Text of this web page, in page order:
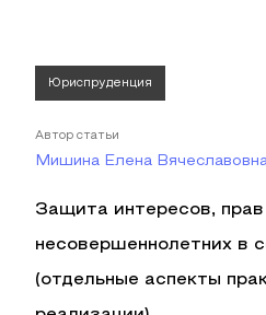
Юриспруденция
Автор статьи
Мишина Елена
Защита интересов,
несовершеннолетних в
(отдельные аспекты